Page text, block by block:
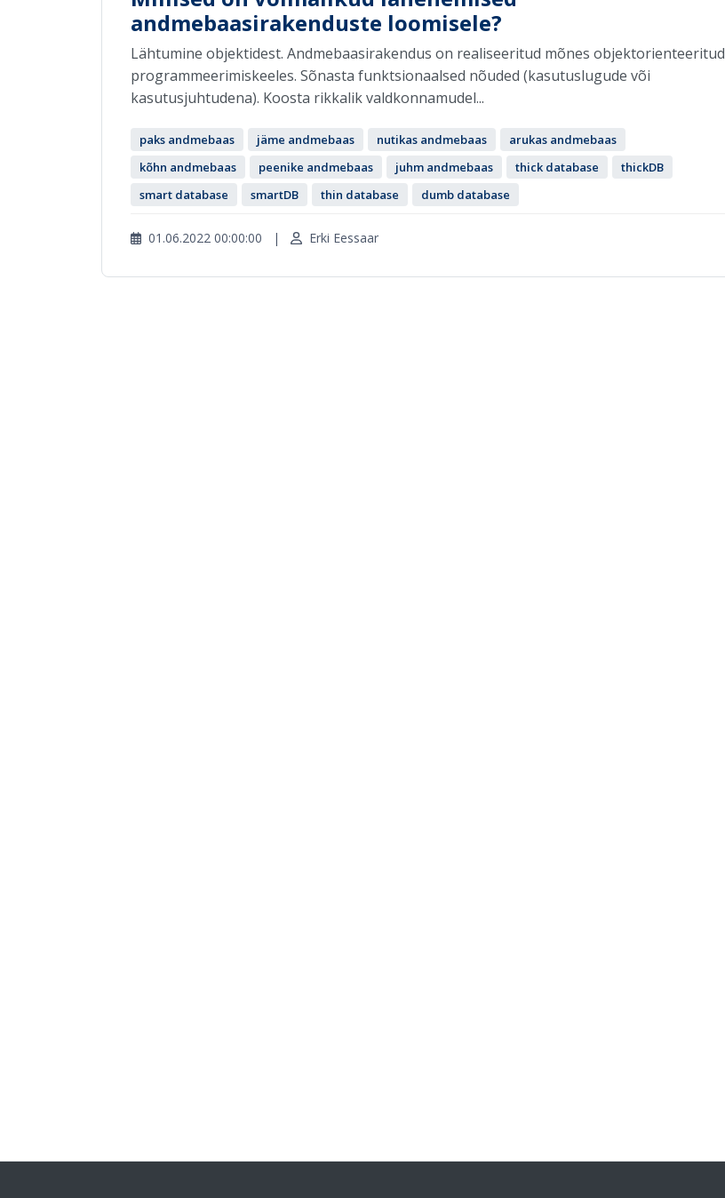
andmebaasirakenduste loomisele?
Lähtumine objektidest. Andmebaasirakendus on realiseeritud mõnes objektorienteeritud
programmeerimiskeeles. Sõnasta funktsionaalsed nõuded (kasutuslugude või
kasutusjuhtudena). Koosta rikkalik valdkonnamudel...
paks andmebaas jäme andmebaas nutikas andmebaas
arukas andmebaas
kõhn andmebaas
peenike andmebaas juhm andmebaas thick database
thickDB
smart database
smartDB thin database dumb database
01.06.2022 00:00:00 | Erki Eessaar